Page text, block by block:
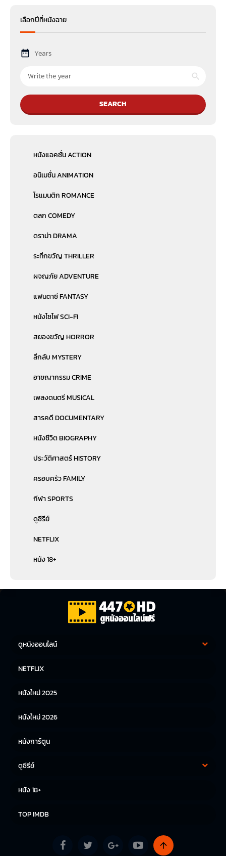
เลือกปีที่หนังฉาย
Years
SEARCH
หนังแอคชั่น ACTION
อนิเมชั่น ANIMATION
โรแมนติก ROMANCE
ตลก COMEDY
ดราม่า DRAMA
ระทึกขวัญ THRILLER
ผจญภัย ADVENTURE
แฟนตาซี FANTASY
หนังไซไฟ SCI-FI
สยองขวัญ HORROR
ลึกลับ MYSTERY
อาชญากรรม CRIME
เพลงดนตรี MUSICAL
สารคดี DOCUMENTARY
หนังชีวิต BIOGRAPHY
ประวัติศาสตร์ HISTORY
ครอบครัว FAMILY
กีฬา SPORTS
ดูซีรีย์
NETFLIX
หนัง 18+
ดูหนังออนไลน์
หนังญี่ปุ่น
NETFLIX
หนังใหม่ 2025
หนังใหม่ 2026
หนังการ์ตูน
ดูซีรีย์
หนัง 18+
TOP IMDB